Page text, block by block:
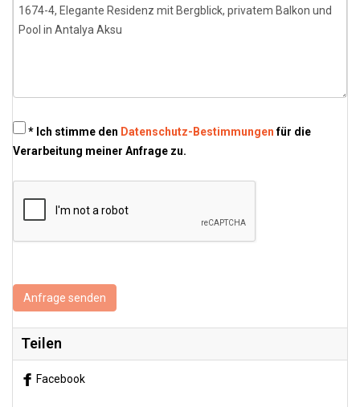
* Ich stimme den Datenschutz-Bestimmungenfür die
Verarbeitung meiner Anfrage zu.
Anfrage senden
Teilen
Facebook